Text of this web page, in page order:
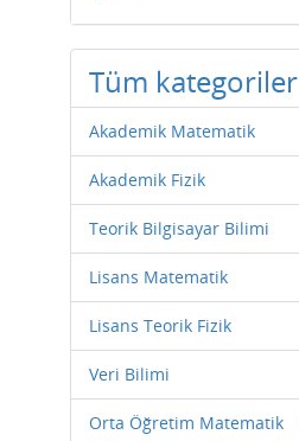
Tüm kategoriler
Akademik Matematik
Akademik Fizik
Teorik Bilgisayar Bilimi
Lisans Matematik
Lisans Teorik Fizik
Veri Bilimi
Orta Öğretim Matematik